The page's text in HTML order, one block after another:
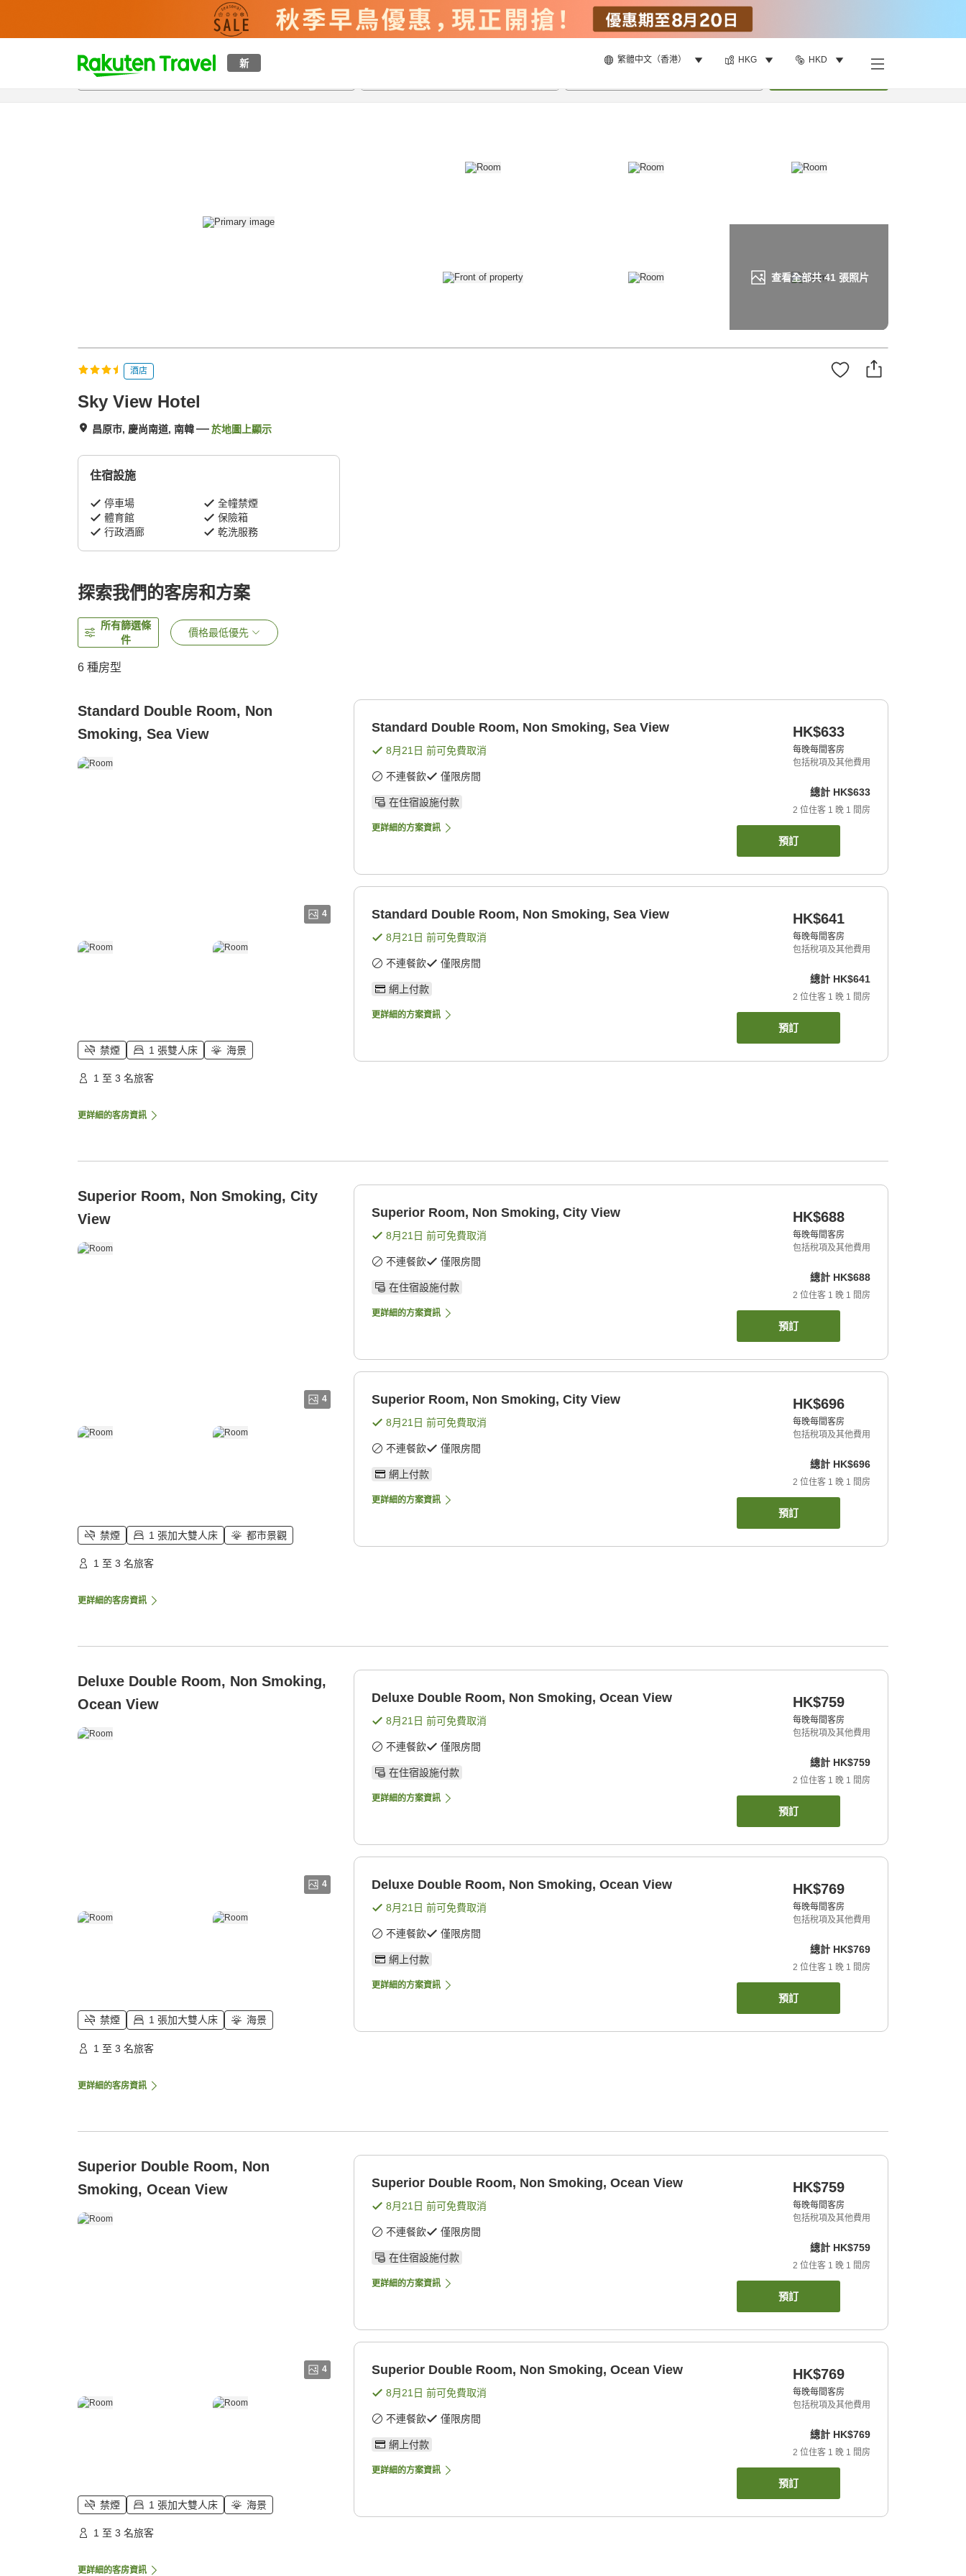
新 繁體中文（香港） HKG HKD
t
p
查看全部共41 張照片
概覽房間及住宿方案 評價設施
酒店
Sky View Hotel
昌原市, 慶尚南道, 南韓 於地圖上顯示
住宿設施
停車場
全幢禁煙
體育館
保險箱
行政酒廊
乾洗服務
探索我們的客房和方案
所有篩選條
件
價格最低優先
6 種房型
Standard Double Room, Non
Smoking, Sea View
4
禁煙 1 張雙人床 海景
1 至 3 名旅客
更詳細的客房資訊
Standard Double Room, Non Smoking, Sea View
8月21日 前可免費取消
不連餐飲 僅限房間
在住宿設施付款
更詳細的方案資訊
HK$633
每晚每間客房
包括稅項及其他費用
總計 HK$633
2 位住客 1 晚 1 間房
預訂
Standard Double Room, Non Smoking, Sea View
8月21日 前可免費取消
不連餐飲 僅限房間
網上付款
更詳細的方案資訊
HK$641
每晚每間客房
包括稅項及其他費用
總計 HK$641
2 位住客 1 晚 1 間房
預訂
Superior Room, Non Smoking, City
View
4
禁煙 1 張加大雙人床 都市景觀
1 至 3 名旅客
更詳細的客房資訊
Superior Room, Non Smoking, City View
8月21日 前可免費取消
不連餐飲 僅限房間
在住宿設施付款
更詳細的方案資訊
HK$688
每晚每間客房
包括稅項及其他費用
總計 HK$688
2 位住客 1 晚 1 間房
預訂
Superior Room, Non Smoking, City View
8月21日 前可免費取消
不連餐飲 僅限房間
網上付款
更詳細的方案資訊
HK$696
每晚每間客房
包括稅項及其他費用
總計 HK$696
2 位住客 1 晚 1 間房
預訂
Deluxe Double Room, Non Smoking,
Ocean View
4
禁煙 1 張加大雙人床 海景
1 至 3 名旅客
更詳細的客房資訊
Deluxe Double Room, Non Smoking, Ocean View
8月21日 前可免費取消
不連餐飲 僅限房間
在住宿設施付款
更詳細的方案資訊
HK$759
每晚每間客房
包括稅項及其他費用
總計 HK$759
2 位住客 1 晚 1 間房
預訂
Deluxe Double Room, Non Smoking, Ocean View
8月21日 前可免費取消
不連餐飲 僅限房間
網上付款
更詳細的方案資訊
HK$769
每晚每間客房
包括稅項及其他費用
總計 HK$769
2 位住客 1 晚 1 間房
預訂
Superior Double Room, Non
Smoking, Ocean View
4
禁煙 1 張加大雙人床 海景
1 至 3 名旅客
更詳細的客房資訊
Superior Double Room, Non Smoking, Ocean View
8月21日 前可免費取消
不連餐飲 僅限房間
在住宿設施付款
更詳細的方案資訊
HK$759
每晚每間客房
包括稅項及其他費用
總計 HK$759
2 位住客 1 晚 1 間房
預訂
Superior Double Room, Non Smoking, Ocean View
8月21日 前可免費取消
不連餐飲 僅限房間
網上付款
更詳細的方案資訊
HK$769
每晚每間客房
包括稅項及其他費用
總計 HK$769
2 位住客 1 晚 1 間房
預訂